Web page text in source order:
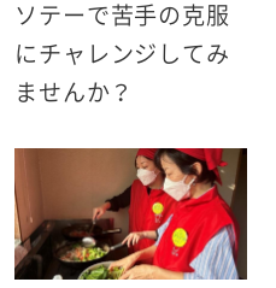
ソテーで苦手の克服
にチャレンジしてみ
ませんか？